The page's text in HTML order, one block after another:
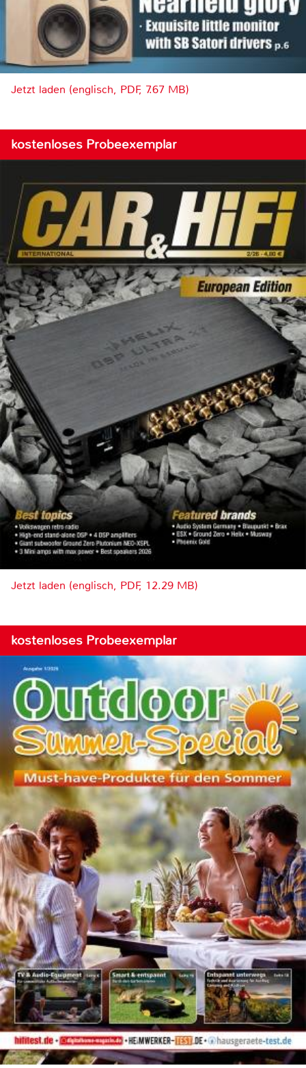
Jetzt laden (englisch, PDF, 7.67 MB)
kostenloses Probeexemplar
Jetzt laden (englisch, PDF, 12.29 MB)
kostenloses Probeexemplar